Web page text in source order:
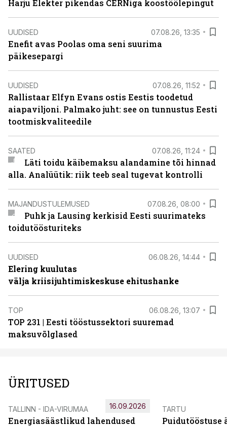
Harju Elekter pikendas CERNiga koostöölepingut
UUDISED 07.08.26, 13:35
Enefit avas Poolas oma seni suurima
päikesepargi
UUDISED 07.08.26, 11:52
Rallistaar Elfyn Evans ostis Eestis toodetud
aiapaviljoni. Palmako juht: see on tunnustus Eesti
tootmiskvaliteedile
SAATED 07.08.26, 11:24
Läti toidu käibemaksu alandamine tõi hinnad
alla. Analüütik: riik teeb seal tugevat kontrolli
MAJANDUSTULEMUSED 07.08.26, 08:00
Puhk ja Lausing kerkisid Eesti suurimateks
toidutöösturiteks
UUDISED 06.08.26, 14:44
Elering kuulutas
välja kriisijuhtimiskeskuse ehitushanke
TOP 06.08.26, 13:07
TOP 231 | Eesti tööstussektori suuremad
maksuvõlglased
ÜRITUSED
TALLINN - IDA-VIRUMAA
Energiasäästlikud lahendused
16.09.2026 TARTU
Puidutööstuse